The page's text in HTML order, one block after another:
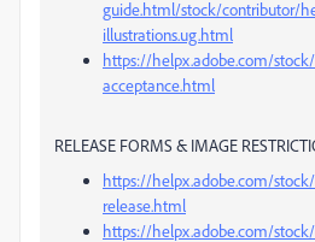
guide.html/stock/contributor/
illustrations.ug.html
https://helpx.adobe.com/
acceptance.html
RELEASE FORMS & IMAGE
https://helpx.adobe.com/
release.html
https://helpx.adobe.com/